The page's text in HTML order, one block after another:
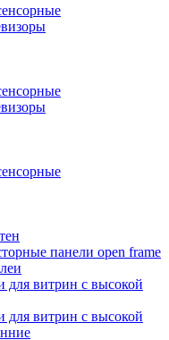
панели open frame
для витрин с высокой
для витрин с высокой